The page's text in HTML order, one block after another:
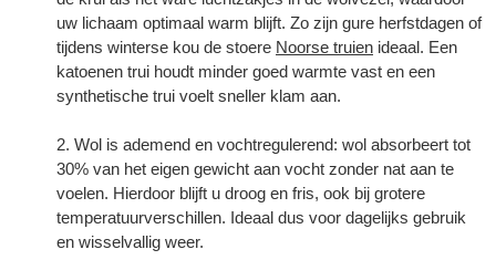
uw lichaam optimaal warm blijft. Zo zijn gure herfstdagen of
tijdens winterse kou de stoere Noorse truien ideaal. Een
katoenen trui houdt minder goed warmte vast en een
synthetische trui voelt sneller klam aan.
Wol is ademend en vochtregulerend: wol absorbeert tot
30% van het eigen gewicht aan vocht zonder nat aan te
voelen. Hierdoor blijft u droog en fris, ook bij grotere
temperatuurverschillen. Ideaal dus voor dagelijks gebruik
en wisselvallig weer.